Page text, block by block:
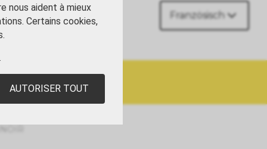
Französisch
nous aident à mieux
Certains cookies,
AUTORISER TOUT